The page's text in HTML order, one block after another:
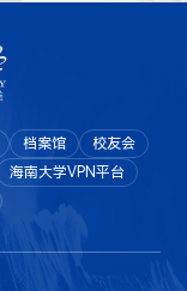
档案馆
校友会
海南大学VPN平台